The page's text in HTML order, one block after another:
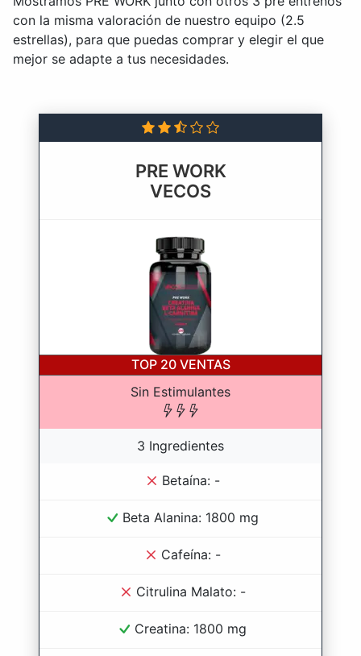
con la misma valoración de nuestro equipo (2.5
estrellas), para que puedas comprar y elegir el que
mejor se adapte a tus necesidades.
PRE WORK
VECOS
TOP 20 VENTAS
Sin Estimulantes
3 Ingredientes
Betaína: -
Beta Alanina: 1800 mg
Cafeína: -
Citrulina Malato: -
Creatina: 1800 mg